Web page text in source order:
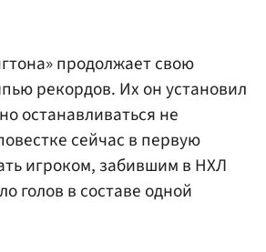
продолжает свою
рекордов. Их он установил
останавливаться не
сейчас в первую
игроком, забившим в НХЛ
голов в составе одной